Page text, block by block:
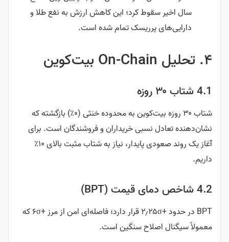
سال اخیر سقوط کرد؛ این کاهش ارزش به نفع طلا و
دارایی‌های پرریسک تمام شده است.
۴. تحلیل On-Chain بیت‌کوین
4.1 شتاب ۳۰ روزه
شتاب ۳۰ روزه بیت‌کوین به محدوده خنثی (۰٪) بازگشته که
نشان‌دهنده تعادل نسبی خریداران و فروشندگان است. برای
آغاز یک روند صعودی پایدار، نیاز به شتاب مثبت بالای ۱۰٪
داریم.
4.2 شاخص دمای قیمت (BPT)
BPT در حدود +۲٫۲۵σ قرار دارد؛ فاصله‌ای امن از مرز +۶σ که
معمولاً سیگنال اصلاح سنگین است.